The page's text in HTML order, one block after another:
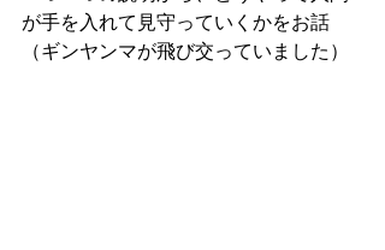
が手を入れて見守っていくかをお話
（ギンヤンマが飛び交っていました）